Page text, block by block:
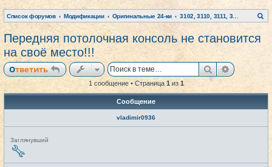
Список форумов Модификации Оригинальные 24-ки 3102, 3110, 3111, 31105, Siber
о
Передняя потолочная консоль не становится
на своё место!!!
Ответить Поиск
1 сообщение • Страница 1из 1
Сообщение
vladimir0936
Н
е
в
Заглянувший